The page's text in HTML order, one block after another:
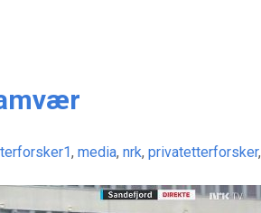
, media, nrk, privatetterforsker,